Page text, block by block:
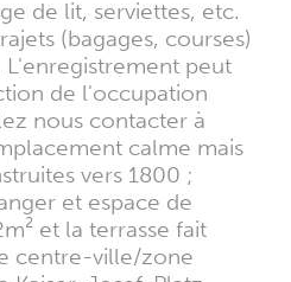
de lit, serviettes, etc.
(bagages, courses)
peut
de l'occupation
nous contacter à
calme mais
vers 1800 ;
et espace de
et la terrasse fait
centre-ville/zone